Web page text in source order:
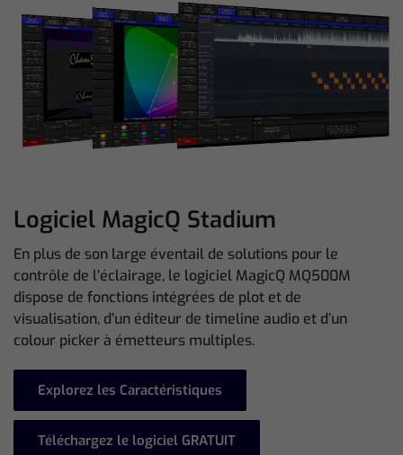
Logiciel MagicQ Stadium
En plus de son large éventail de solutions pour le
contrôle de l’éclairage, le logiciel MagicQ MQ500M
dispose de fonctions intégrées de plot et de
visualisation, d’un éditeur de timeline audio et d’un
colour picker à émetteurs multiples.
Explorez les Caractéristiques
Téléchargez le logiciel GRATUIT